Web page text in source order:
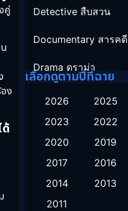
คู่
ง
Detective สืบสวน
Documentary สารคดี
Drama ดราม่า
Family ครอบครัว
Fantasy จินตนาการ
History ประวัติศาสตร์
Horror สยองขวัญ
เลือกดูตามปีที่ฉาย
2026 2025
2023
2022
2020
2019
2017
2016
2014
2013
2011